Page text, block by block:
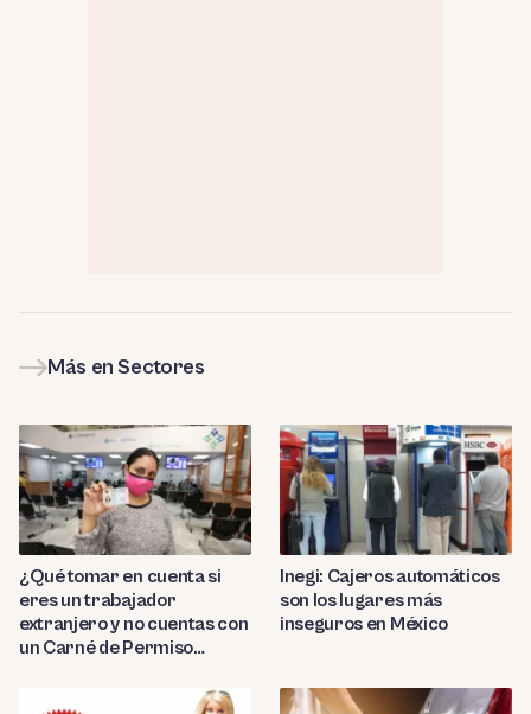
Más en Sectores
¿Qué tomar en cuenta si
eres un trabajador
extranjero y no cuentas con
un Carné de Permiso
Inegi: Cajeros automáticos
son los lugares más
inseguros en México